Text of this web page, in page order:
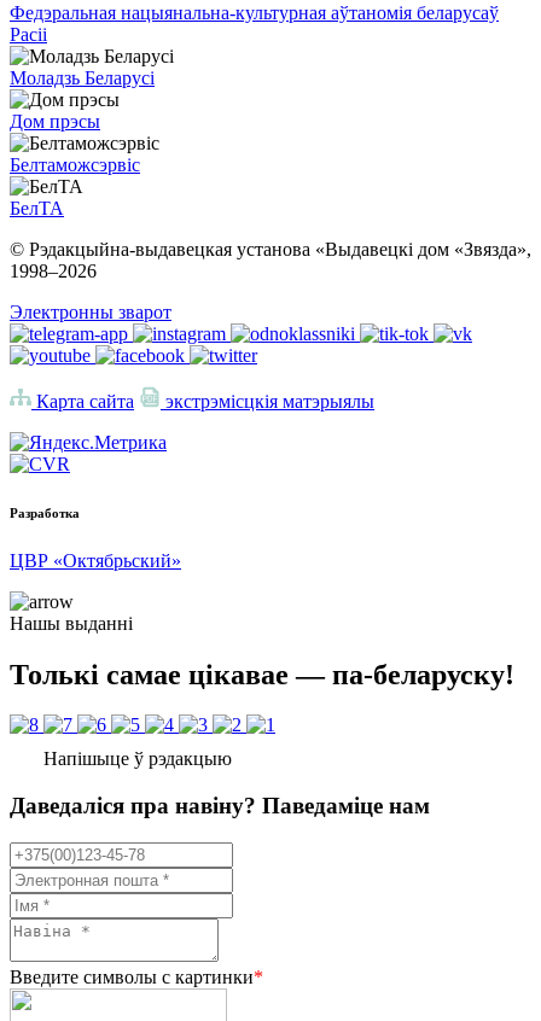
Федэральная нацыянальна-культурная аўтаномія беларусаў
Расіі
Моладзь Беларусі
Дом прэсы
Белтаможсэрвіс
БелТА
© Рэдакцыйна-выдавецкая установа «Выдавецкі дом «Звязда»,
1998–2026
Электронны зварот
Карта сайта экстрэмісцкія матэрыялы
Разработка
ЦВР «Октябрьский»
Нашы выданні
Толькі самае цікавае — па-беларуску!
Напішыце ў рэдакцыю
Даведаліся пра навіну? Паведаміце нам
Введите символы с картинки*